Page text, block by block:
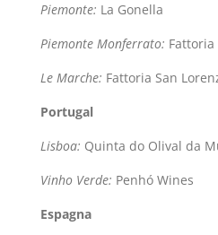
Piemonte: La Gonella
Piemonte Monferrato:
Le Marche: Fattoria San
Portugal
Lisboa: Quinta do Olival da
Vinho Verde: Penhó Wines
Espagna